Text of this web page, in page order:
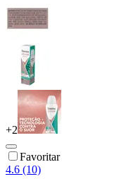
+2
Favoritar
4.6 (10)